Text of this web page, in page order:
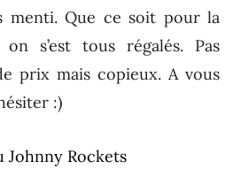
menti. Que ce soit pour la
s’est tous régalés. Pas
prix mais copieux. A vous
:)